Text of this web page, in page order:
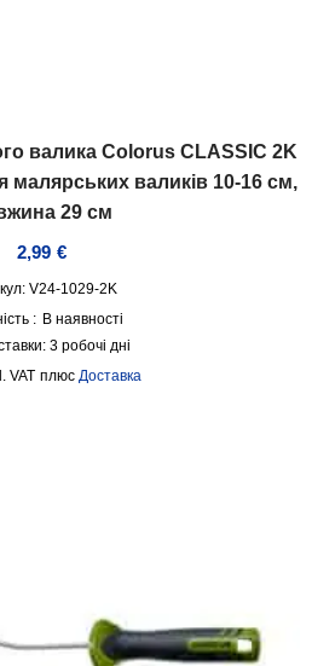
валика Colorus CLASSIC 2K
малярських валиків 10-16 см,
29 см
2,99 €
V24-1029-2K
: В наявності
3 робочі дні
VAT плюс Доставка